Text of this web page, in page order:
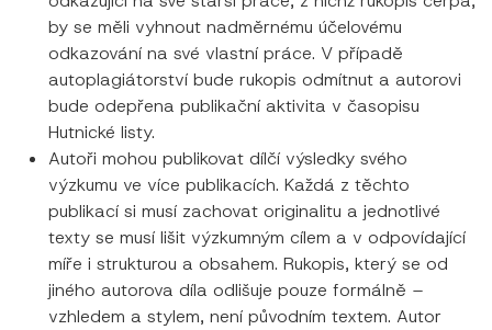
by se měli vyhnout nadměrnému účelovému
odkazování na své vlastní práce. V případě
autoplagiátorství bude rukopis odmítnut a autorovi
bude odepřena publikační aktivita v časopisu
Hutnické listy.
Autoři mohou publikovat dílčí výsledky svého
výzkumu ve více publikacích. Každá z těchto
publikací si musí zachovat originalitu a jednotlivé
texty se musí lišit výzkumným cílem a v odpovídající
míře i strukturou a obsahem. Rukopis, který se od
jiného autorova díla odlišuje pouze formálně –
vzhledem a stylem, není původním textem. Autor